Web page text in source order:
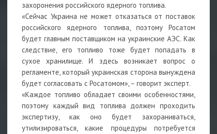
захоронения российского ядерного топлива.
«Сейчас Украина не может отказаться от поставок
российского ядерного топлива, поэтому Росатом
будет главным поставщиком на украинские АЭС. Как
следствие, его топливо тоже будет попадать в
сухое хранилище. И здесь возникает вопрос о
регламенте, который украинская сторона вынуждена
будет согласовать с Росатомом», – говорит эксперт.
«Каждое топливо обладает своими особенностями,
поэтому каждый вид топлива должен проходить
экспертизу, как оно будет захораниваться,
утилизироваться, какие процедуры потребуется